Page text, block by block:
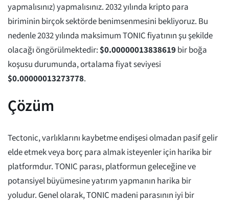
yapmalısınız) yapmalısınız. 2032 yılında kripto para
biriminin birçok sektörde benimsenmesini bekliyoruz. Bu
nedenle 2032 yılında maksimum TONIC fiyatının şu şekilde
olacağı öngörülmektedir:$0.00000013838619bir boğa
koşusu durumunda, ortalama fiyat seviyesi
$0.00000013273778.
Çözüm
Tectonic, varlıklarını kaybetme endişesi olmadan pasif gelir
elde etmek veya borç para almak isteyenler için harika bir
platformdur. TONIC parası, platformun geleceğine ve
potansiyel büyümesine yatırım yapmanın harika bir
yoludur. Genel olarak, TONIC madeni parasının iyi bir